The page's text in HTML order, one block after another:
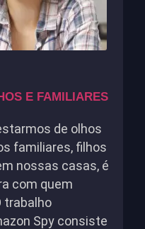
E FAMILIARES
de olhos
familiares, filhos
nossas casas, é
com quem
trabalho
Spy consiste